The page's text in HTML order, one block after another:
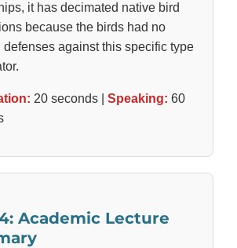
it has decimated native bird
because the birds had no
defenses against this specific type
20 seconds | Speaking: 60
Academic Lecture